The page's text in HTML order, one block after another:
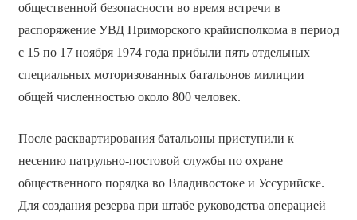
общественной безопасности во время встречи в
распоряжение УВД Приморского крайисполкома в период
с 15 по 17 ноября 1974 года прибыли пять отдельных
специальных моторизованных батальонов милиции
общей численностью около 800 человек.
После расквартирования батальоны приступили к
несению патрульно-постовой службы по охране
общественного порядка во Владивостоке и Уссурийске.
Для создания резерва при штабе руководства операцией